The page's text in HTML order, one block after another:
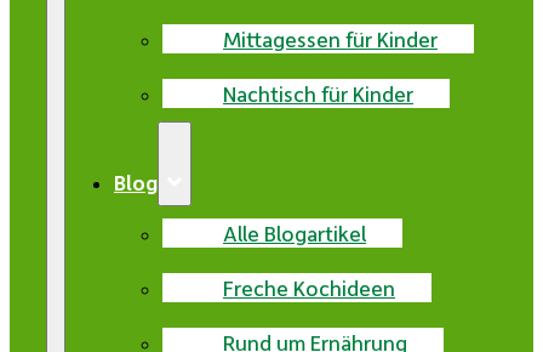
Mittagessen für Kinder
Nachtisch für Kinder
Blog
Alle Blogartikel
Freche Kochideen
Rund um Ernährung